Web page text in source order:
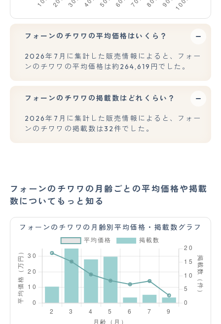
フォーンのチワワの平均価格はいくら？
2026年7月に集計した販売情報によると、フォー
ンのチワワの平均価格は約264,619円でした。
フォーンのチワワの掲載数はどれくらい？
2026年7月に集計した販売情報によると、フォー
ンのチワワの掲載数は32件でした。
フォーンのチワワの月齢ごとの平均価格や掲載
数についてもっと知る
フォーンのチワワの月齢別平均価格・掲載数グラフ